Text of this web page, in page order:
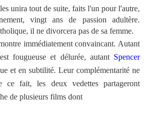
unira tout de suite, faits l'un pour l'autre,
vingt ans de passion adultère.
il ne divorcera pas de sa femme.
immédiatement convaincant. Autant
est fougueuse et délurée, autant Spencer
et en subtilité. Leur complémentarité ne
ce fait, les deux vedettes partageront
de plusieurs films dont